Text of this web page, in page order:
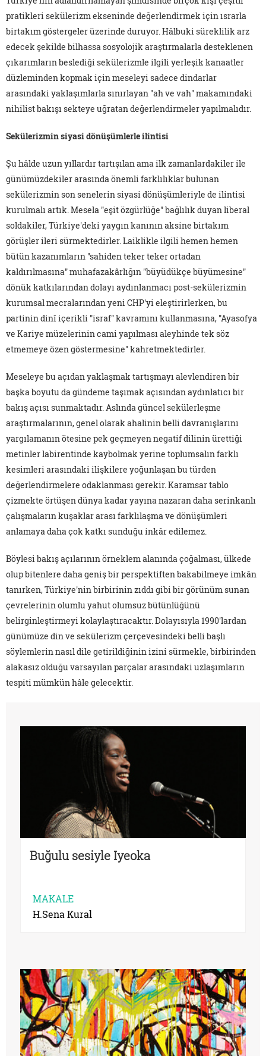
pratikleri sekülerizm ekseninde değerlendirmek için ısrarla
birtakım göstergeler üzerinde duruyor. Hâlbuki süreklilik arz
edecek şekilde bilhassa sosyolojik araştırmalarla desteklenen
çıkarımların beslediği sekülerizmle ilgili yerleşik kanaatler
düzleminden kopmak için meseleyi sadece dindarlar
arasındaki yaklaşımlarla sınırlayan "ah ve vah" makamındaki
nihilist bakışı sekteye uğratan değerlendirmeler yapılmalıdır.
Sekülerizmin siyasi dönüşümlerle ilintisi
Şu hâlde uzun yıllardır tartışılan ama ilk zamanlardakiler ile
günümüzdekiler arasında önemli farklılıklar bulunan
sekülerizmin son senelerin siyasi dönüşümleriyle de ilintisi
kurulmalı artık. Mesela "eşit özgürlüğe" bağlılık duyan liberal
soldakiler, Türkiye'deki yaygın kanının aksine birtakım
görüşler ileri sürmektedirler. Laiklikle ilgili hemen hemen
bütün kazanımların "sahiden teker teker ortadan
kaldırılmasına" muhafazakârlığın "büyüdükçe büyümesine"
dönük katkılarından dolayı aydınlanmacı post-sekülerizmin
kurumsal mecralarından yeni CHP'yi eleştirirlerken, bu
partinin dinî içerikli "israf" kavramını kullanmasına, "Ayasofya
ve Kariye müzelerinin cami yapılması aleyhinde tek söz
etmemeye özen göstermesine" kahretmektedirler.
Meseleye bu açıdan yaklaşmak tartışmayı alevlendiren bir
başka boyutu da gündeme taşımak açısından aydınlatıcı bir
bakış açısı sunmaktadır. Aslında güncel sekülerleşme
araştırmalarının, genel olarak ahalinin belli davranışlarını
yargılamanın ötesine pek geçmeyen negatif dilinin ürettiği
metinler labirentinde kaybolmak yerine toplumsalın farklı
kesimleri arasındaki ilişkilere yoğunlaşan bu türden
değerlendirmelere odaklanması gerekir. Karamsar tablo
çizmekte örtüşen dünya kadar yayına nazaran daha serinkanlı
çalışmaların kuşaklar arası farklılaşma ve dönüşümleri
anlamaya daha çok katkı sunduğu inkâr edilemez.
Böylesi bakış açılarının örneklem alanında çoğalması, ülkede
olup bitenlere daha geniş bir perspektiften bakabilmeye imkân
tanırken, Türkiye'nin birbirinin zıddı gibi bir görünüm sunan
çevrelerinin olumlu yahut olumsuz bütünlüğünü
belirginleştirmeyi kolaylaştıracaktır. Dolayısıyla 1990'lardan
günümüze din ve sekülerizm çerçevesindeki belli başlı
söylemlerin nasıl dile getirildiğinin izini sürmekle, birbirinden
alakasız olduğu varsayılan parçalar arasındaki uzlaşımların
tespiti mümkün hâle gelecektir.
Buğulu sesiyle Iyeoka
MAKALE
H.Sena Kural